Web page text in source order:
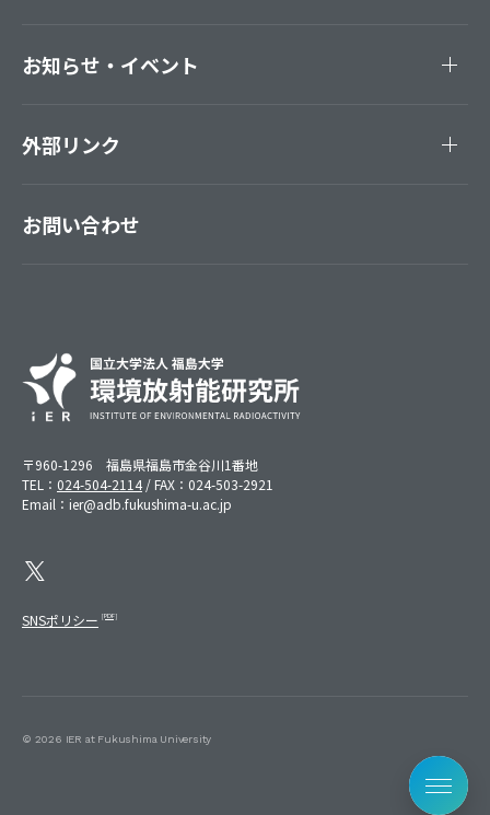
〒960-1296 福島県福島市金谷川1番地
TEL： 024-504-2114 / FAX：024-503-2921
Email：ier@adb.fukushima-u.ac.jp
SNSポリシー
お知らせ・イベント
外部リンク
お問い合わせ
©︎ 2026 IER at Fukushima University